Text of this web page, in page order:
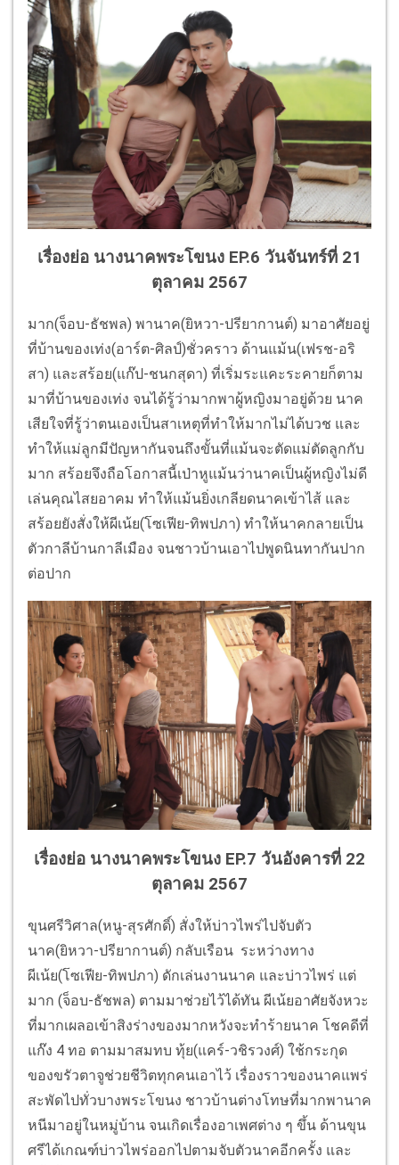
เรื่องย่อ นางนาคพระโขนง EP.6 วันจันทร์ที่ 21
ตุลาคม 2567
มาก(จ็อบ-ธัชพล) พานาค(ยิหวา-ปรียากานต์) มาอาศัยอยู่
ที่บ้านของเท่ง(อาร์ต-ศิลป์)ชั่วคราว ด้านแม้น(เฟรช-อริ
สา) และสร้อย(แก๊ป-ชนกสุดา) ที่เริ่มระแคะระคายก็ตาม
มาที่บ้านของเท่ง จนได้รู้ว่ามากพาผู้หญิงมาอยู่ด้วย นาค
เสียใจที่รู้ว่าตนเองเป็นสาเหตุที่ทำให้มากไม่ได้บวช และ
ทำให้แม่ลูกมีปัญหากันจนถึงขั้นที่แม้นจะตัดแม่ตัดลูกกับ
มาก สร้อยจึงถือโอกาสนี้เป่าหูแม้นว่านาคเป็นผู้หญิงไม่ดี
เล่นคุณไสยอาคม ทำให้แม้นยิ่งเกลียดนาคเข้าไส้ และ
สร้อยยังสั่งให้ผีเน้ย(โซเฟีย-ทิพปภา) ทำให้นาคกลายเป็น
ตัวกาลีบ้านกาลีเมือง จนชาวบ้านเอาไปพูดนินทากันปาก
ต่อปาก
เรื่องย่อ นางนาคพระโขนง EP.7 วันอังคารที่ 22
ตุลาคม 2567
ขุนศรีวิศาล(หนู-สุรศักดิ์) สั่งให้บ่าวไพร่ไปจับตัว
นาค(ยิหวา-ปรียากานต์) กลับเรือน ระหว่างทาง
ผีเน้ย(โซเฟีย-ทิพปภา) ดักเล่นงานนาค และบ่าวไพร่ แต่
มาก (จ็อบ-ธัชพล) ตามมาช่วยไว้ได้ทัน ผีเน้ยอาศัยจังหวะ
ที่มากเผลอเข้าสิงร่างของมากหวังจะทำร้ายนาค โชคดีที่
แก๊ง 4 ทอ ตามมาสมทบ ทุ้ย(แคร์-วชิรวงศ์) ใช้กระกุด
ของขรัวตาจูช่วยชีวิตทุกคนเอาไว้ เรื่องราวของนาคแพร่
สะพัดไปทั่วบางพระโขนง ชาวบ้านต่างโทษที่มากพานาค
หนีมาอยู่ในหมู่บ้าน จนเกิดเรื่องอาเพศต่าง ๆ ขึ้น ด้านขุน
ศรีได้เกณฑ์บ่าวไพร่ออกไปตามจับตัวนาคอีกครั้ง และ